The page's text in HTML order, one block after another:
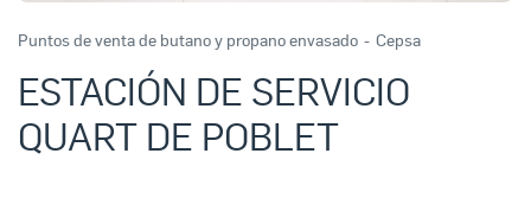
Puntos de venta de butano y propano envasado - Cepsa
ESTACIÓN DE SERVICIO
QUART DE POBLET